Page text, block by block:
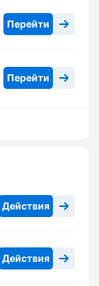
Перейти
Перейти
Действия
Действия